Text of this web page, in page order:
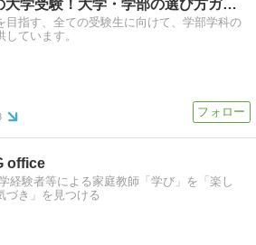
やる気の大学受験！大学・学部の選び方ガイド
目指す、全ての受験生に向けて、学部学科の
ています。
office
経験者等による家庭教師「学び」を「楽し
づき」を見つける